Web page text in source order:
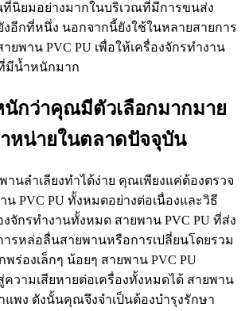
ที่นิยมอย่างมากในบริเวณที่มีการขนส่ง
อีกที่หนึ่ง นอกจากนี้ยังใช้ในหลายสายการ
ยพาน PVC PU เพื่อให้เครื่องจักรทำงาน
มีน้ำหนักมาก
กว่าคุณมีตัวเลือกมากมาย
หน่ายในตลาดปัจจุบัน
านลำเลียงทำได้ง่าย คุณเพียงแค่ต้องตรวจ
น PVC PU ทั้งหมดอย่างต่อเนื่องและวิธี
งจักรทำงานทั้งหมด สายพาน PVC PU ที่ส่ง
ารหล่อลื่นสายพานหรือการเปลี่ยนโดยรวม
พร่องเล็กๆ น้อยๆ สายพาน PVC PU
ความเสียหายต่อเครื่องทั้งหมดได้ สายพาน
แพง ดังนั้นคุณจึงจำเป็นต้องบำรุงรักษา